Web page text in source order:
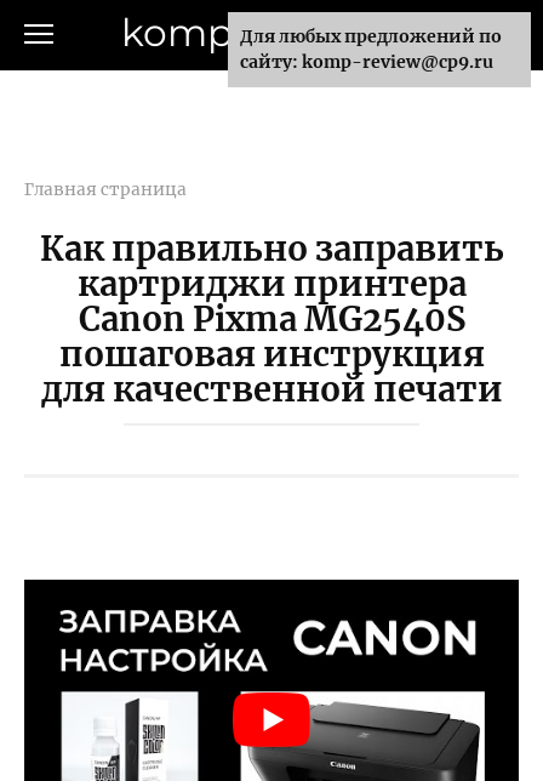
контенту
komp-review.ru
Главная страница
Как правильно заправить
картриджи принтера
Canon Pixma MG2540S
пошаговая инструкция
для качественной печати
Для любых предложений по
сайту: komp-review@cp9.ru